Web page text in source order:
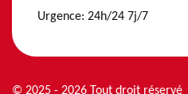
Urgence: 24h/24 7j/7
© 2025 - 2026 Tout droit réservé